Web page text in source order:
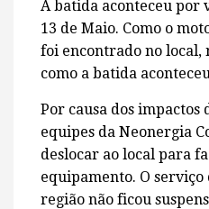
A batida aconteceu por
13 de Maio. Como o
foi encontrado no local,
como a batida
Por causa dos impactos
equipes da Neonergia
deslocar ao local para
equipamento. O
região não ficou